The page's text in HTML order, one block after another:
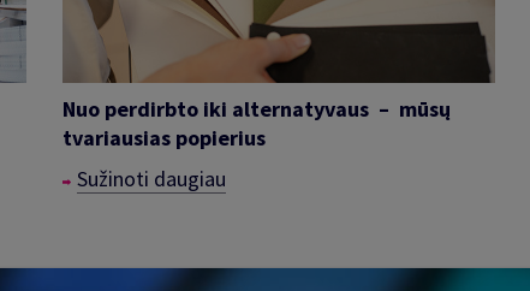
Nuo perdirbto iki alternatyvaus – mūsų
tvariausias popierius
Sužinoti daugiau